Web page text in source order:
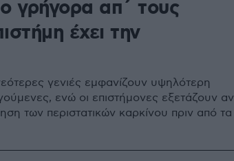
γρήγορα απ΄ τους
έχει την
γενιές εμφανίζουν υψηλότερη
ενώ οι επιστήμονες εξετάζουν αν
των περιστατικών καρκίνου πριν από τα